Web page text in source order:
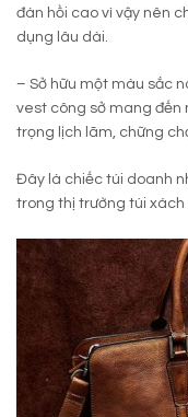
đàn hồi cao vì vậy nên
dụng lâu dài.
– Sở hữu một màu sắc
vest công sở mang đến
trọng lịch lãm, chững
Đây là chiếc túi doanh
trong thị trường túi xách